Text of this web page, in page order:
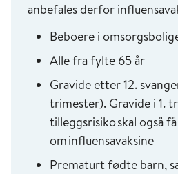
anbefales derfor
Beboere i
Alle fra fylte 65 år
Gravide etter 12.
trimester). Gravide i 1.
tilleggsrisiko skal også
om influensavaksine
Prematurt fødte barn,